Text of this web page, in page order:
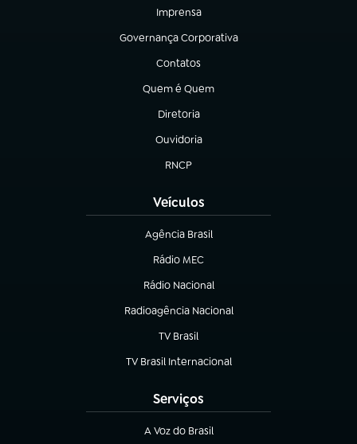
Imprensa
(abre em nova aba)
Governança Corporativa
(abre em nova aba)
Contatos
(abre em nova aba)
Quem é Quem
(abre em nova aba)
Diretoria
(abre em nova aba)
Ouvidoria
(abre em nova aba)
RNCP
(abre em nova aba)
Veículos
Agência Brasil
(abre em nova aba)
Rádio MEC
(abre em nova aba)
Rádio Nacional
Radioagência Nacional
(abre em nova aba)
TV Brasil
(abre em nova aba)
TV Brasil Internacional
(abre em nova aba)
Serviços
A Voz do Brasil
(abre em nova aba)